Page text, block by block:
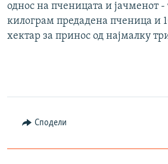
однос на пченицата и јачменот
килограм предадена пченица и
хектар за принос од најмалку
Сподели